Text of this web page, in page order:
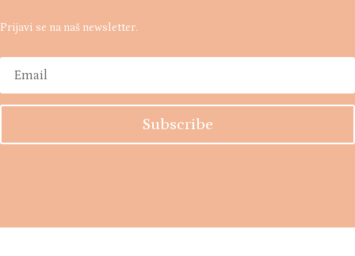
OSTANI S
MAMAGEROM
Prijavi se na naš newsletter.